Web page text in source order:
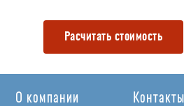
Расчитать стоимость
О компании Контакты